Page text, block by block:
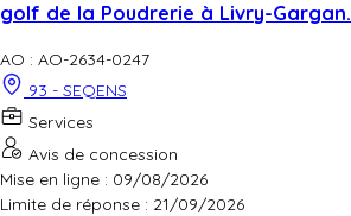
golf de la Poudrerie à Livry-Gargan.
AO : AO-2634-0247
93 - SEQENS
Services
Avis de concession
Mise en ligne : 09/08/2026
Limite de réponse : 21/09/2026